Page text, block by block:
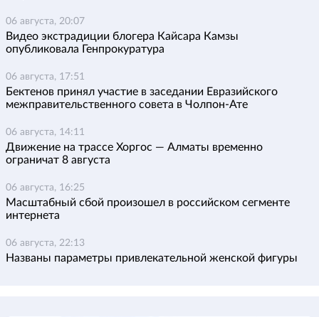
06 августа, 20:07
Видео экстрадиции блогера Кайсара Камзы
опубликовала Генпрокуратура
06 августа, 17:51
Бектенов принял участие в заседании Евразийского
межправительственного совета в Чолпон-Ате
06 августа, 14:11
Движение на трассе Хоргос — Алматы временно
ограничат 8 августа
06 августа, 16:25
Масштабный сбой произошел в российском сегменте
интернета
06 августа, 22:13
Названы параметры привлекательной женской фигуры